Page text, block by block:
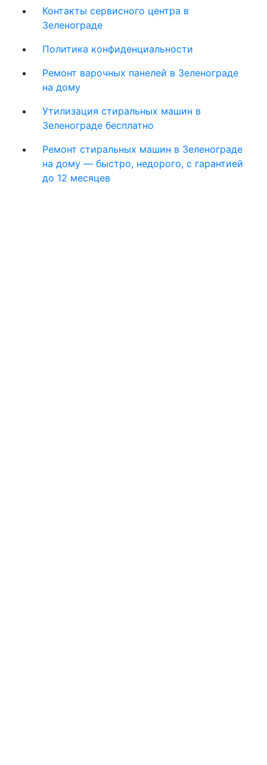
Контакты сервисного центра в
Зеленограде
Политика конфиденциальности
Ремонт варочных панелей в Зеленограде
на дому
Утилизация стиральных машин в
Зеленограде бесплатно
Ремонт стиральных машин в Зеленограде
на дому — быстро, недорого, с гарантией
до 12 месяцев